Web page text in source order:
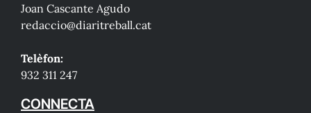
Joan Cascante Agudo
redaccio@diaritreball.cat
Telèfon:
932 311 247
CONNECTA